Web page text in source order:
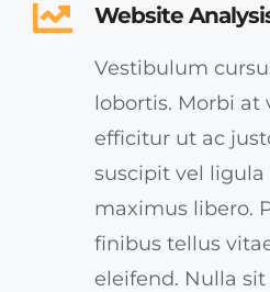
Website
Vestibulum
lobortis. Morbi
efficitur ut ac
suscipit vel
maximus libero.
finibus tellus
eleifend. Nulla